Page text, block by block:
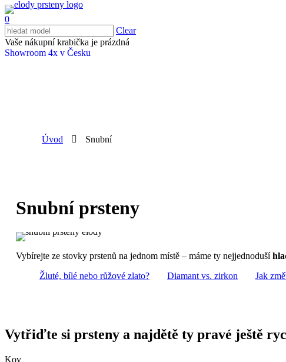
0
Clear
Vaše nákupní krabička je prázdná
Showroom 4x v Česku
Úvod Snubní
Snubní prsteny
Vybírejte ze stovky prstenů na jednom místě – máme ty nejjednoduší
Žluté, bílé nebo růžové zlato?
Diamant vs. zirkon Jak
Vytřiďte si prsteny a najdětě ty pravé ještě
Kov